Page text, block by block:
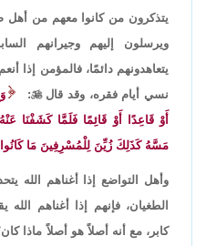
يتذكرون من كانوا معهم من أهل
ويرسلون إليهم وجيرانهم
يتعاهدونهم دائمًا، فالمؤمن إذا
نسي أيام فقره، وقد قال
:
أَوْ قَاعِدًا أَوْ قَائِمًا فَلَمَّا كَشَفْنَا
مَسَّهُ كَذَلِكَ زُيِّنَ لِلْمُسْرِفِينَ مَا
وأهل التواضع إذا أغناهم الله
الطغيان، فإنهم إذا أغناهم
كابر، مع أنه أصلاً هو أصلاً ماذا